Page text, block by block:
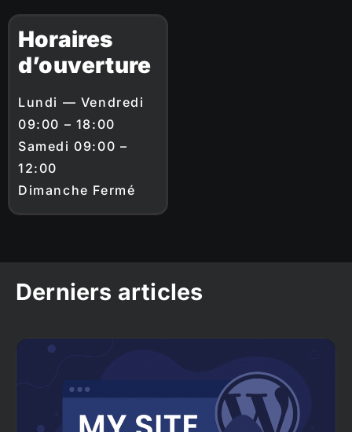
Horaires
d’ouverture
Lundi — Vendredi
09:00 – 18:00
Samedi 09:00 –
12:00
Dimanche Fermé
Derniers articles